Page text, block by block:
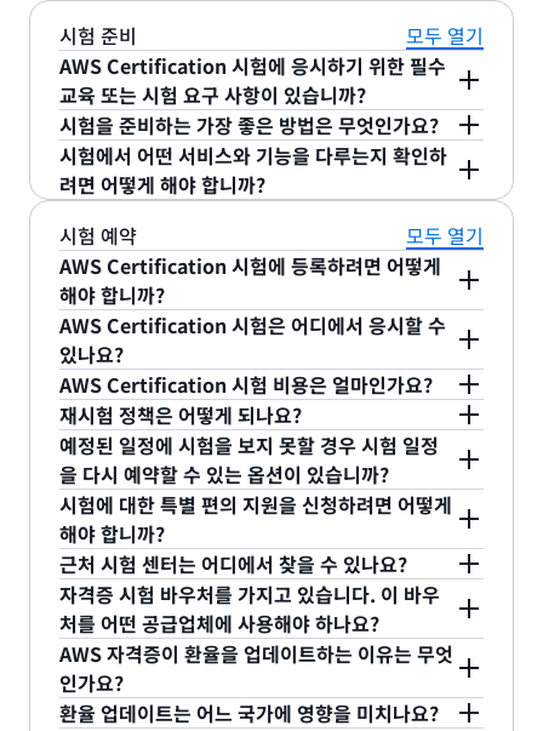
전체 요건 및 지침은
일반 정책 페이지의 청소년 시험
정책을 검토하세요.
어 편리합니다. 응시자들은 Pearson VUE에서 시험
을 예약할 때 바우처 코드를 입력하기만 하면 됩니
다.여기에서 자세히 알아보세요.
여기에서 자세히 알아보세요.
시험 준비
모두 열기
AWS Certification 시험에 응시하기 위한 필수
교육 또는 시험 요구 사항이 있습니까?
교육은 자격증 준비 과정의 일부로 권장되지만 자격
증을 받기 위해 반드시 필요한 것은 아닙니다.AWS
Skill Builder로 이동하여 자신에게 적합한 학습 계
시험을 준비하는 가장 좋은 방법은 무엇인가요?
자격증 시험을 준비하는 가장 좋은 방법은 실무 경험
입니다. 6개월에서 2년의 AWS 실무 경험을 갖추는
이 되는 교육과 자료를 제공합니다.
시험에서 어떤 서비스와 기능을 다루는지 확인하
려면 어떻게 해야 합니까?
AWS Certification 시험 안내서에는 범위 내 및 범위
외 AWS 서비스 및 기능 목록이 포함되어 있습니다.
이 목록은 전체 목록이 아니며 변경될 수 있습니다.
시험 예약
모두 열기
AWS Certification 시험에 등록하려면 어떻게
해야 합니까?
시험에 등록하려면aws.training에 로그인하고 상단
탐색 모음에서 Certification을 클릭합니다. 그런 다
음, AWS Certification 계정 버튼을 클릭하고 신규
시험 일정 예약을 클릭합니다. 응시하려는 시험을 확
인하고 Schedule at Pearson VUE(Pearson VUE
에서 예약) 버튼을 클릭합니다. 그러면 시험 공급자의
예약 페이지로 리디렉션되어 시험 등록을 완료할 수
있습니다.
AWS Certification 시험은 어디에서 응시할 수
있나요?
AWS 시험은 Pearson VUE 테스트 센터 네트워크에
서 제공됩니다.
AWS Certification 시험 비용은 얼마인가요?
AWS Certified Cloud Practitioner 시험은 100
USD이고, 어소시에이트 등급 시험 비용은 150 USD
이며, 프로페셔널 등급 및 전문 분야 시험 비용은 300
USD입니다. 세금(부가가치세 등)이 적용될 수 있습
니다. 이는 현지 통화(호주 달러, 유로, 한국 원화 및
일본 엔화)로도 제공됩니다. 응시료는 호주 달러, 유
로, 한국 원화 및 일본 엔화의 환율을 반영하여 매년 4
월에 업데이트됩니다. 최신 정보는게시된 시험 응시
료를 참조하세요.
재시험 정책은 어떻게 되나요?
시험에 합격하지 못하면 14일이 지나야 시험을 다시
치를 수 있는 자격이 주어집니다. 시험 응시 횟수에는
제한이 없습니다. 그러나 시험에 응시할 때마다 등록
비 전액을 지불해야 합니다. 시험에 합격하면 2년 동
안 동일한 시험에 재응시할 수 없습니다. 새로운 시험
가이드와 시험 시리즈 코드로 시험이 업데이트되면
새 시험 버전을 응시할 자격이 주어집니다.
예정된 일정에 시험을 보지 못할 경우 시험 일정
을 다시 예약할 수 있는 옵션이 있습니까?
예. 예정된 일정의 24시간 전까지는 추가 요금 없이
시험을 취소하거나 일정을 변경할 수 있습니다. 시험
일정을 변경하거나 취소하려면 AWS Certification
계정으로 이동하여 Manage Pearson VUE
exams(Pearson VUE 시험 관리) 버튼을 클릭합니
다. Upcoming Appointments(향후 일정) 메뉴에서
해당 예약 시험을 선택합니다. 예정된 일정까지 남은
시간이 24시간 미만인 경우 시험을 취소하거나 일정
시험에 대한 특별 편의 지원을 신청하려면 어떻게
해야 합니까?
시험 공급자는 시험 등록 전에 특별 편의 지원을 준비
합니다. Pearson VUE는 편의 지원 세부 정보를 공유
하지 않으므로 해당 시험 공급자에게 관련 문서를 제
출해야 합니다.
근처 시험 센터는 어디에서 찾을 수 있나요?
https://home.pearsonvue.com/test-taker.aspx
에서 Pearson VUE 시험 센터를 검색할 수 있습니다.
자격증 시험 바우처를 가지고 있습니다. 이 바우
처를 어떤 공급업체에 사용해야 하나요?
시험 바우처(부분 할인 또는 전체 시험 가격)는 1회만
사용할 수 있으며 바우처를 수령할 때 별도로 명시되
어 있지 않은 한 Pearson VUE에서 해당 바우처를 사
AWS 자격증이 환율을 업데이트하는 이유는 무엇
인가요?
AWS Certification은 현재 환율을 반영하여 일부 현
환율 업데이트는 어느 국가에 영향을 미치나요?